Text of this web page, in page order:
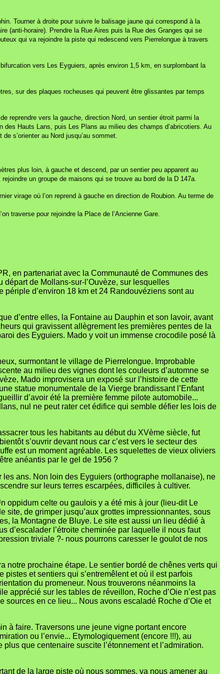
Tourner à droite pour suivre le balisage jaune qui correspond à la
(anti-horaire). Prendre la Rue Aires puis la Rue des Granges qui se
qui va rejoindre la piste qui redescend vers Pierrelongue à travers
vers Les Eyguiers, après environ 1,5 km, en surplombant la
sur des plaques rocheuses qui peuvent être glissantes par temps
reprendre vers la gauche, direction Nord, un sentier étroit parmi la
Hauts Lans, puis Les Plans au milieu des champs d’abricotiers. Au
s’orienter au Nord jusqu’au sommet.
plus loin, à gauche et descend, par un sentier peu apparent au
un groupe de maisons qui se trouve au bord de la D 147a.
virage où l’on reprend à gauche en direction de Roubion. Au terme de
traverse pour rejoindre la Place de l’Ancienne Gare.
en partenariat avec la Communauté de Communes des
départ de Mollans-sur-l’Ouvèze, sur lesquelles
d’environ 18 km et 24 Randouvéziens sont au
d’entre elles, la Fontaine au Dauphin et son lavoir, avant
qui gravissent allègrement les premières pentes de la
des Eyguiers. Mado y voit un immense crocodile posé là
surmontant le village de Pierrelongue. Improbable
au milieu des vignes dont les couleurs d’automne se
Mado improvisera un exposé sur l’histoire de cette
statue monumentale de la Vierge brandissant l’Enfant
d’avoir été la première femme pilote automobile...
nul ne peut rater cet édifice qui semble défier les lois de
tous les habitants au début du XVème siècle, fut
s’ouvrir devant nous car c’est vers le secteur des
est un moment agréable. Les squelettes de vieux oliviers
anéantis par le gel de 1956 ?
ans. Non loin des Eyguiers (orthographe mollanaise), ne
sur leurs terres escarpées, difficiles à cultiver.
oppidum celte ou gaulois y a été mis à jour (lieu-dit Le
site, de grimper jusqu’aux grottes impressionnantes, sous
la Montagne de Bluye. Le site est aussi un lieu dédié à
d’escalader l’étroite cheminée par laquelle il nous faut
triviale ?- nous pourrons caresser le goulot de nos
notre prochaine étape. Le sentier bordé de chênes verts qui
et sentiers qui s’entremêlent et où il est parfois
du promeneur. Nous trouverons néanmoins la
apprécié sur les tables de réveillon, Roche d’Oie n’est pas
sources en ce lieu... Nous avons escaladé Roche d’Oie et
à faire. Traversons une jeune vigne portant encore
ou l’envie... Etymologiquement (encore !!!), au
que centenaire suscite l’étonnement et l’admiration.
de la large piste où nous sommes, va nous amener au